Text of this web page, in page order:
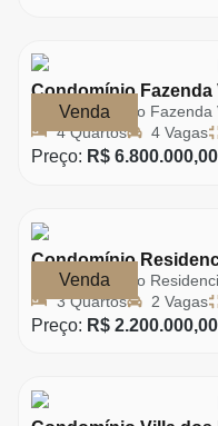
Venda
Condomínio Fazenda
Condomínio Fazenda
4 Quartos
4 Vagas
Preço: R$ 6.800.000,00
Venda
Condomínio
Condomínio
3 Quartos
2 Vagas
Preço: R$ 2.200.000,00